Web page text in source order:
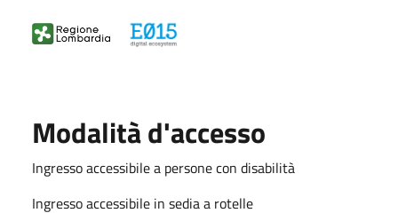
Modalità d'accesso
Ingresso accessibile a persone con disabilità
Ingresso accessibile in sedia a rotelle